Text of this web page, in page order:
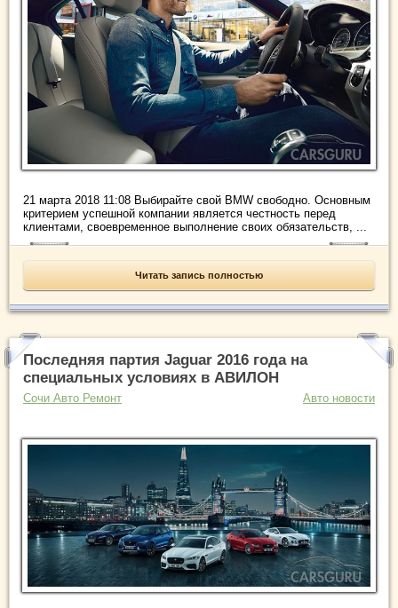
21 марта 2018 11:08 Выбирайте свой BMW свободно. Основным
критерием успешной компании является честность перед
клиентами, своевременное выполнение своих обязательств, ...
Читать запись полностью
Последняя партия Jaguar 2016 года на
специальных условиях в АВИЛОН
Сочи Авто Ремонт Авто новости